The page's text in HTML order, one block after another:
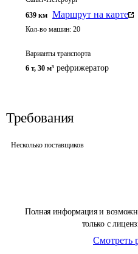
Полная информация и
только с
Смотреть
639 км Маршрут на карте
Кол-во машин: 20
Варианты транспорта
6 т, 30 м³ рефрижератор
Требования
Несколько поставщиков